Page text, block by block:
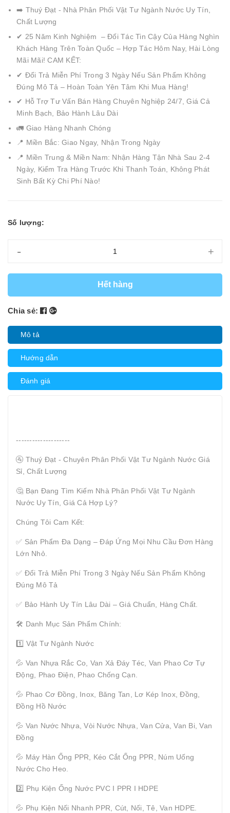
➡️ Thuý Đạt - Nhà Phân Phối Vật Tư Ngành Nước Uy Tín,
Chất Lượng
✔ 25 Năm Kinh Nghiệm – Đối Tác Tin Cậy Của Hàng Nghìn
Khách Hàng Trên Toàn Quốc – Hợp Tác Hôm Nay, Hài Lòng
Mãi Mãi! CAM KẾT:
✔ Đổi Trả Miễn Phí Trong 3 Ngày Nếu Sản Phẩm Không
Đúng Mô Tả – Hoàn Toàn Yên Tâm Khi Mua Hàng!
✔ Hỗ Trợ Tư Vấn Bán Hàng Chuyên Nghiệp 24/7, Giá Cả
Minh Bạch, Bảo Hành Lâu Dài
🚛 Giao Hàng Nhanh Chóng
📍 Miền Bắc: Giao Ngay, Nhận Trong Ngày
📍 Miền Trung & Miền Nam: Nhận Hàng Tận Nhà Sau 2-4
Ngày, Kiểm Tra Hàng Trước Khi Thanh Toán, Không Phát
Sinh Bất Kỳ Chi Phí Nào!
Số lượng:
- +
Hết hàng
Chia sẻ:
Mô tả
Hướng dẫn
Đánh giá
--------------------
🚰 Thuý Đạt - Chuyên Phân Phối Vật Tư Ngành Nước Giá
Sỉ, Chất Lượng
🤔 Bạn Đang Tìm Kiếm Nhà Phân Phối Vật Tư Ngành
Nước Uy Tín, Giá Cả Hợp Lý?
Chúng Tôi Cam Kết:
✅ Sản Phẩm Đa Dạng – Đáp Ứng Mọi Nhu Cầu Đơn Hàng
Lớn Nhỏ.
✅ Đổi Trả Miễn Phí Trong 3 Ngày Nếu Sản Phẩm Không
Đúng Mô Tả
✅ Bảo Hành Uy Tín Lâu Dài – Giá Chuẩn, Hàng Chất.
🛠 Danh Mục Sản Phẩm Chính:
1️⃣ Vật Tư Ngành Nước
💦 Van Nhựa Rắc Co, Van Xả Đáy Téc, Van Phao Cơ Tự
Động, Phao Điện, Phao Chống Cạn.
💦 Phao Cơ Đồng, Inox, Băng Tan, Lơ Kép Inox, Đồng,
Đồng Hồ Nước
💦 Van Nước Nhựa, Vòi Nước Nhựa, Van Cửa, Van Bi, Van
Đồng
💦 Máy Hàn Ống PPR, Kéo Cắt Ống PPR, Núm Uống
Nước Cho Heo.
2️⃣ Phụ Kiện Ống Nước PVC I PPR I HDPE
💦 Phụ Kiện Nối Nhanh PPR, Cút, Nối, Tê, Van HDPE.